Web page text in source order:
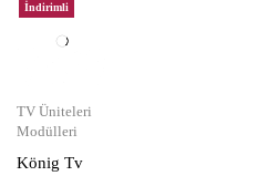
İndirimli
TV Üniteleri
Modülleri
König Tv